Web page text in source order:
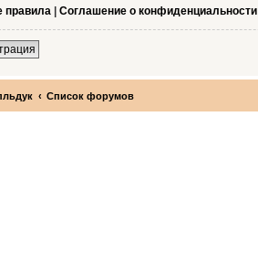
правила | Соглашение о конфиденциальности
Список форумов